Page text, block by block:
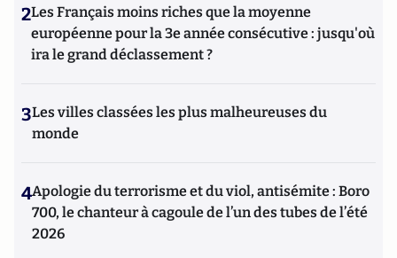
2Les Français moins riches que la moyenne
européenne pour la 3e année consécutive : jusqu'où
ira le grand déclassement ?
3Les villes classées les plus malheureuses du
monde
4Apologie du terrorisme et du viol, antisémite : Boro
700, le chanteur à cagoule de l’un des tubes de l’été
2026